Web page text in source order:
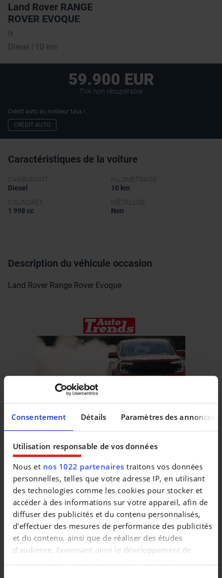
Consentement Détails Paramètres des annonces
Utilisation responsable de vos données
Nous et nos 1022 partenaires traitons vos données
personnelles, telles que votre adresse IP, en utilisant
des technologies comme les cookies pour stocker et
accéder à des informations sur votre appareil, afin de
diffuser des publicités et du contenu personnalisés,
d'effectuer des mesures de performance des publicités
et du contenu, ainsi que de réaliser des études
d’audience, favorisant ainsi le développement de
services. Vous avez le choix quant à l'utilisation de vos
Land Rover RANGE
ROVER EVOQUE
fr
Diesel | 10 km
59.900 EUR
TVA non récupérable
Crédit auto au meilleur taux !
CRÉDIT AUTO
Caractéristiques de la voiture
CARBURANT
Diesel
KILOMÉTRAGE
10 km
CYLINDRÉE
1 998 cc
MÉTALLISÉ
Non
Description du véhicule occasion
Land Rover Range Rover Evoque
Véhicules similaires
LAND ROVER DISCOVERY LAND ROVER RANGE
P400e Vogue *€ 37.000